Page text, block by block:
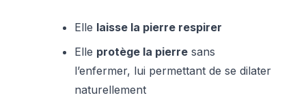
Elle laisse la pierre respirer
Elle protège la pierre sans
l’enfermer, lui permettant de se dilater
naturellement